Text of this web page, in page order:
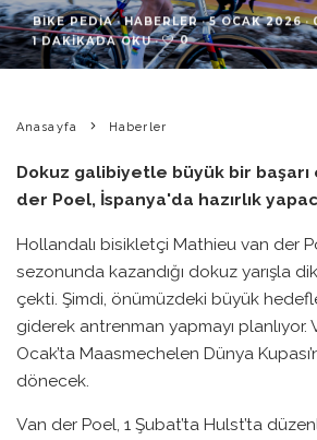
BIKE PEDIA · HABERLER · 5 OCAK 2026 ·
1 DAKIKADA OKU · 0
Anasayfa Haberler
Dokuz galibiyetle büyük bir başarı
der Poel, İspanya'da hazırlık
Hollandalı bisikletçi Mathieu van der
sezonunda kazandığı dokuz yarışla
çekti. Şimdi, önümüzdeki büyük
giderek antrenman yapmayı planlıyor.
Ocak’ta Maasmechelen Dünya
dönecek.
Van der Poel, 1 Şubat’ta Hulst’ta